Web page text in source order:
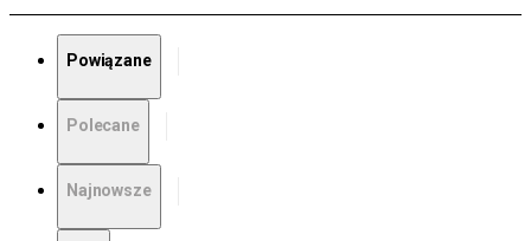
Powiązane
Polecane
Najnowsze